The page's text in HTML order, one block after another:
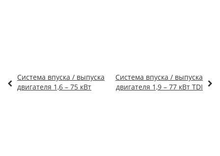
Система впуска / выпуска
двигателя 1,6 – 75 кВт
Система впуска / выпуска
двигателя 1,9 – 77 кВт TDI